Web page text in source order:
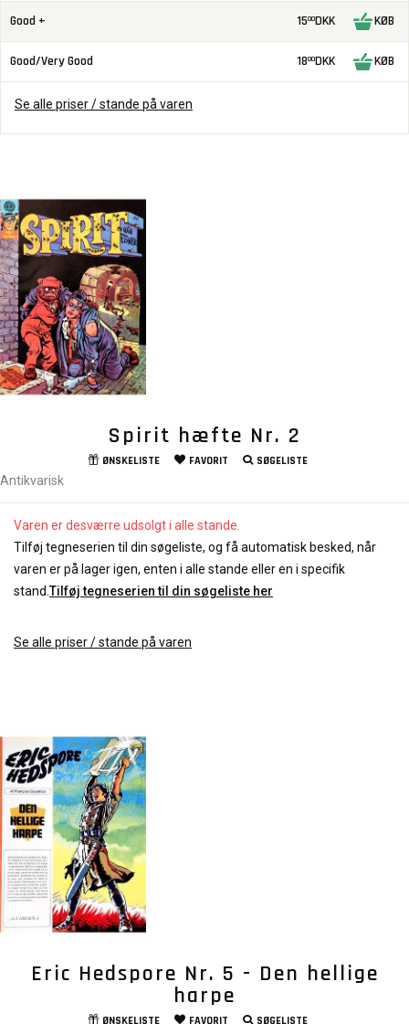
Good + 1500DKK KØB
Good/Very Good 1800DKK KØB
Se alle priser / stande på varen
Spirit hæfte Nr. 2
ØNSKELISTE FAVORIT SØGELISTE
Antikvarisk
Varen er desværre udsolgt i alle stande.
Tilføj tegneserien til din søgeliste, og få automatisk besked, når
varen er på lager igen, enten i alle stande eller en i specifik
stand.Tilføj tegneserien til din søgeliste her
Se alle priser / stande på varen
Eric Hedspore Nr. 5 - Den hellige
harpe
ØNSKELISTE FAVORIT SØGELISTE